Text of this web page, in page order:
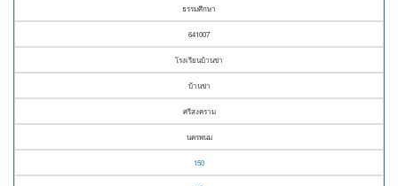
ธรรมศึกษา
641007
โรงเรียนบ้านข่า
บ้านข่า
ศรีสงคราม
นครพนม
150